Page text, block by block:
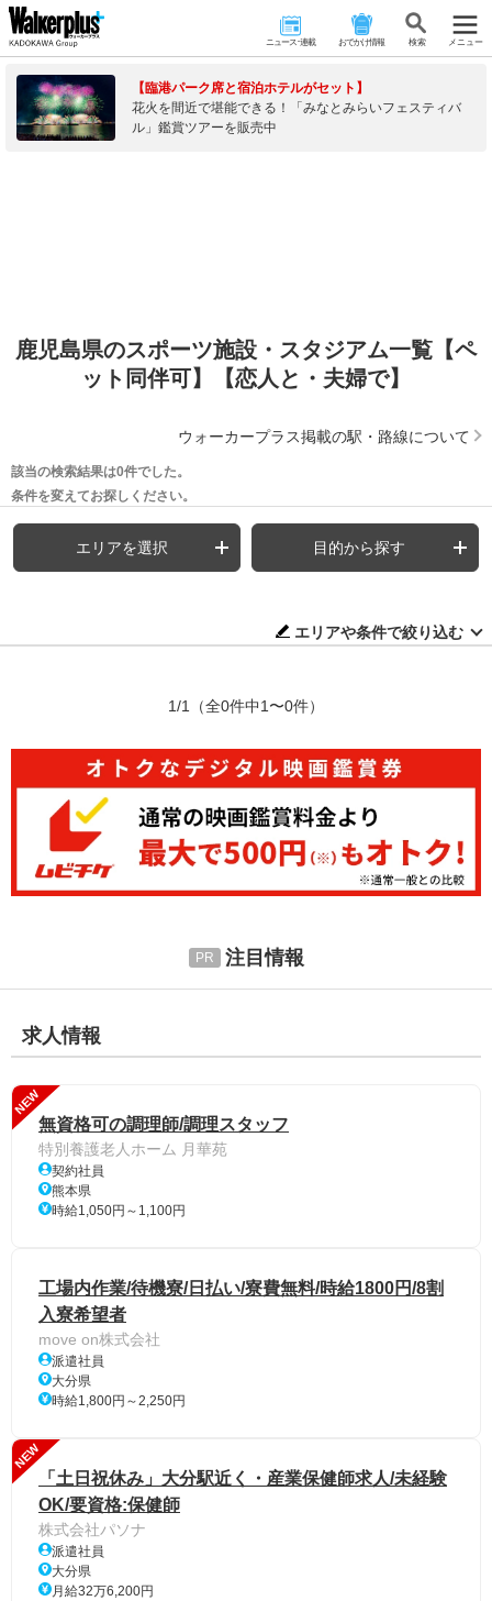
ニュース･連載 おでかけ情報 検 索 メニュー
【臨港パーク席と宿泊ホテルがセット】
花火を間近で堪能できる！「みなとみらいフェスティバ
ル」鑑賞ツアーを販売中
鹿児島県のスポーツ施設・スタジアム一覧【ペ
ット同伴可】【恋人と・夫婦で】
ウォーカープラス掲載の駅・路線について
該当の検索結果は0件でした。
条件を変えてお探しください。
エリアを選択 目的から探す
エリアや条件で絞り込む
1/1 （全0件中1〜0件）
注目情報
求人情報
NEW
無資格可の調理師/調理スタッフ
特別養護老人ホーム 月華苑
契約社員
熊本県
時給1,050円～1,100円
工場内作業/待機寮/日払い/寮費無料/時給1800円/8割
入寮希望者
move on株式会社
派遣社員
大分県
時給1,800円～2,250円
NEW
「土日祝休み」大分駅近く・産業保健師求人/未経験
OK/要資格:保健師
株式会社パソナ
派遣社員
大分県
月給32万6,200円